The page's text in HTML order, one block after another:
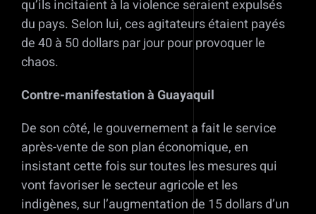
qu’ils incitaient à la violence seraient expulsés
du pays. Selon lui, ces agitateurs étaient payés
de 40 à 50 dollars par jour pour provoquer le
chaos.
Contre-manifestation à Guayaquil
De son côté, le gouvernement a fait le service
après-vente de son plan économique, en
insistant cette fois sur toutes les mesures qui
vont favoriser le secteur agricole et les
indigènes, sur l’augmentation de 15 dollars d’un